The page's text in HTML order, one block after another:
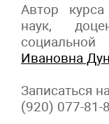
Автор курса
наук,
Ивановна
Записаться
(920) 077-81-